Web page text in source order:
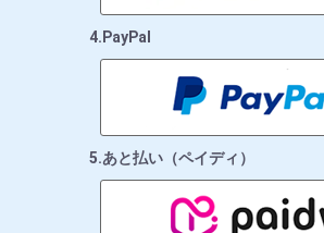
4.PayPal
5.あと払い（ペイディ）